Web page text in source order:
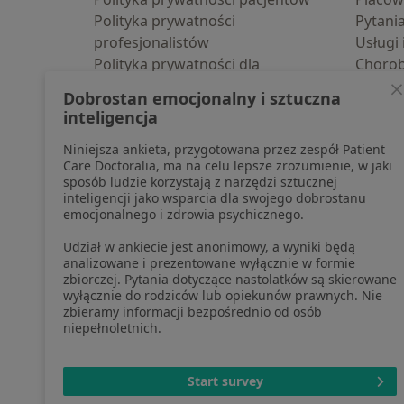
Polityka prywatności
profesjonalistów
Polityka prywatności dla
pozyskaliśmy samodzielnie
Polityka cookies
Jak działają wyniki wyszukiwania
Dostępność
O nas
Praca Rekrutujemy!
Partnerzy
Centrum prasowe
Kontakt
Pomoc
Blog
otwiera się w
otwiera
Dobrostan emocjonalny i sztuczna
inteligencja
Niniejsza ankieta, przygotowana przez zespół Patient
Care Doctoralia, ma na celu lepsze zrozumienie, w jaki
sposób ludzie korzystają z narzędzi sztucznej
inteligencji jako wsparcia dla swojego dobrostanu
emocjonalnego i zdrowia psychicznego.
Udział w ankiecie jest anonimowy, a wyniki będą
analizowane i prezentowane wyłącznie w formie
zbiorczej. Pytania dotyczące nastolatków są skierowane
wyłącznie do rodziców lub opiekunów prawnych. Nie
zbieramy informacji bezpośrednio od osób
niepełnoletnich.
Start survey